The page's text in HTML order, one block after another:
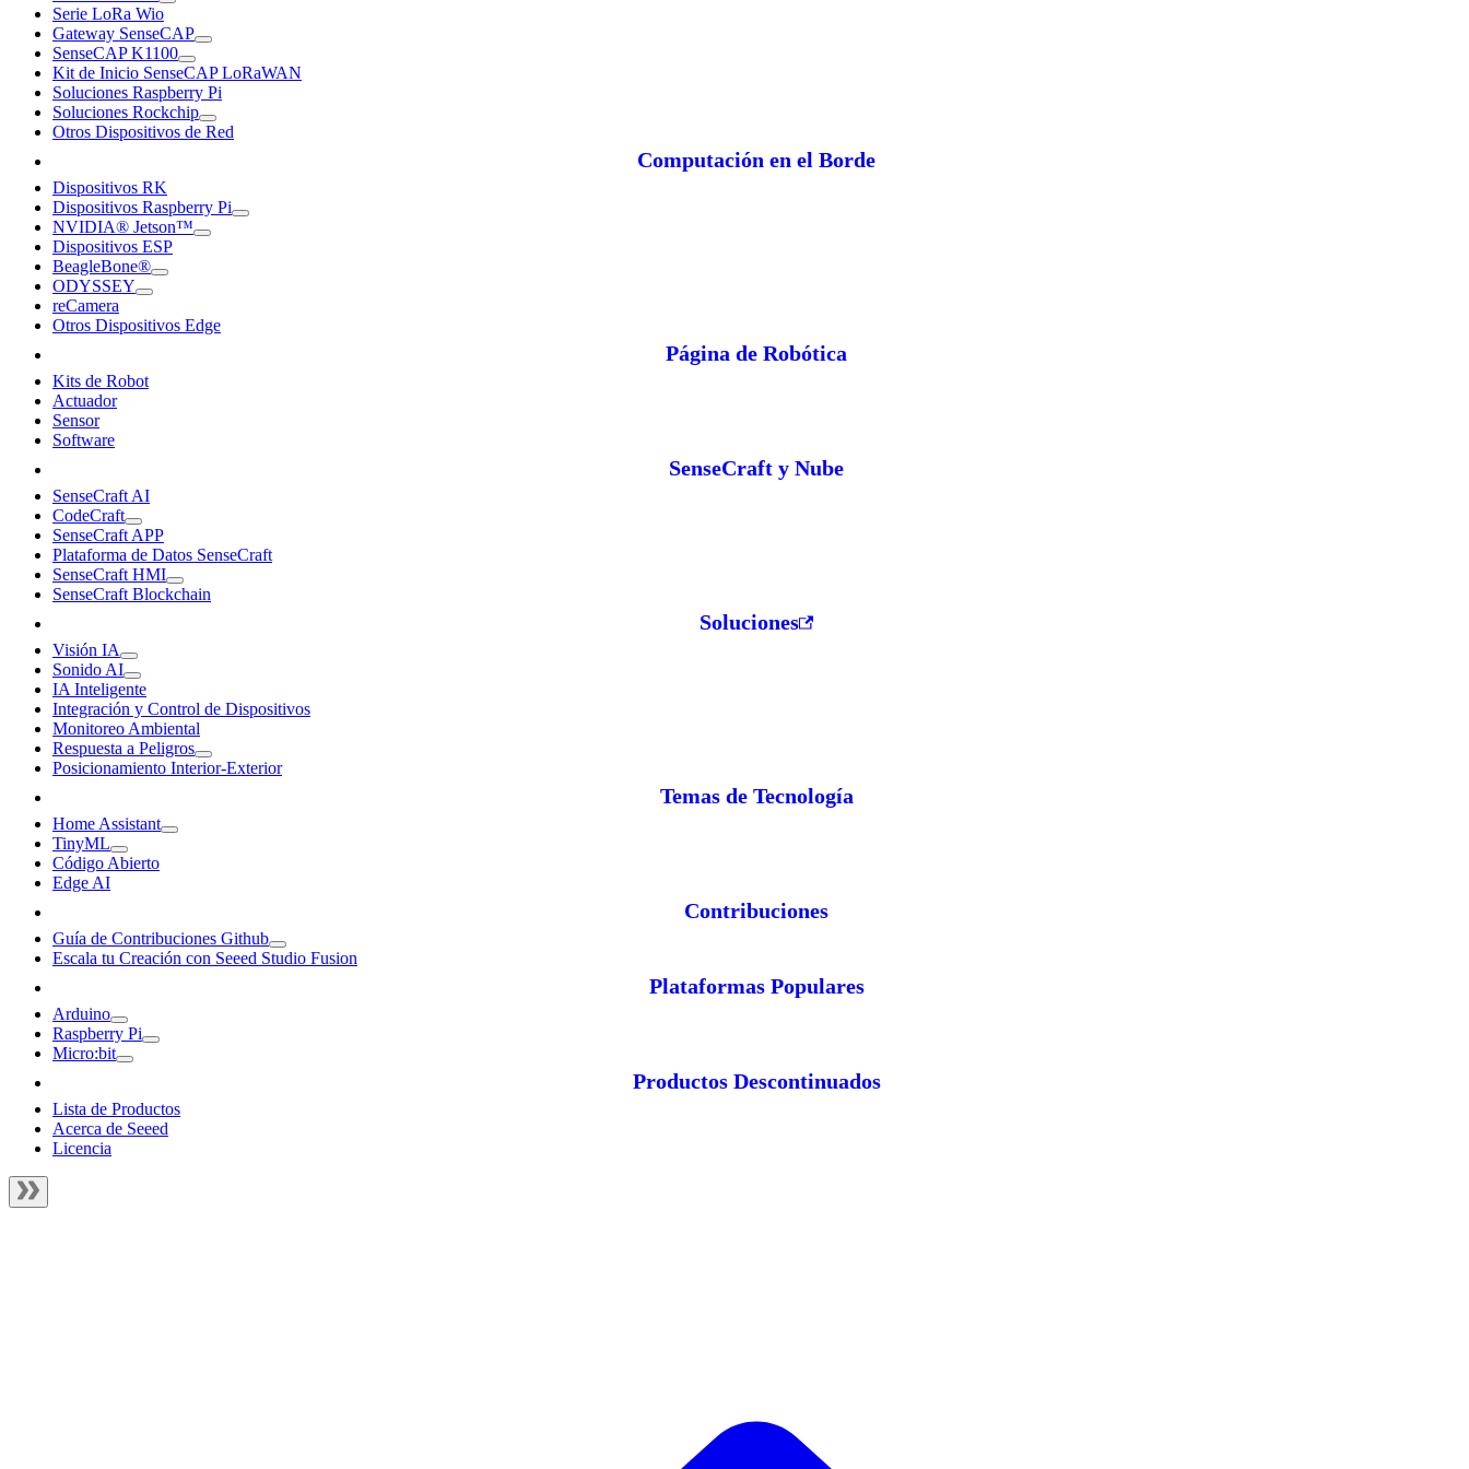
Serie LoRa Wio
Gateway SenseCAP
SenseCAP K1100
Kit de Inicio SenseCAP LoRaWAN
Soluciones Raspberry Pi
Soluciones Rockchip
Otros Dispositivos de Red
Computación en el Borde
Dispositivos RK
Dispositivos Raspberry Pi
NVIDIA® Jetson™
Dispositivos ESP
BeagleBone®
ODYSSEY
reCamera
Otros Dispositivos Edge
Página de Robótica
Kits de Robot
Actuador
Sensor
Software
SenseCraft y Nube
SenseCraft AI
CodeCraft
SenseCraft APP
Plataforma de Datos SenseCraft
SenseCraft HMI
SenseCraft Blockchain
Soluciones
Visión IA
Sonido AI
IA Inteligente
Integración y Control de Dispositivos
Monitoreo Ambiental
Respuesta a Peligros
Posicionamiento Interior-Exterior
Temas de Tecnología
Home Assistant
TinyML
Código Abierto
Edge AI
Contribuciones
Guía de Contribuciones Github
Escala tu Creación con Seeed Studio Fusion
Plataformas Populares
Arduino
Raspberry Pi
Micro:bit
Productos Descontinuados
Lista de Productos
Acerca de Seeed
Licencia